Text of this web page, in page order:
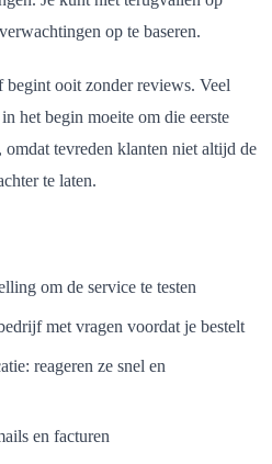
op te baseren.
ooit zonder reviews. Veel
het begin moeite om die eerste
tevreden klanten niet altijd de
te laten.
om de service te testen
met vragen voordat je bestelt
reageren ze snel en
en facturen